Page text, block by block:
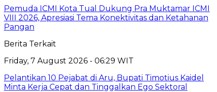
Pemuda ICMI Kota Tual Dukung Pra Muktamar ICMI
VIII 2026, Apresiasi Tema Konektivitas dan Ketahanan
Pangan
Berita Terkait
Friday, 7 August 2026 - 06:29 WIT
Pelantikan 10 Pejabat di Aru, Bupati Timotius Kaidel
Minta Kerja Cepat dan Tinggalkan Ego Sektoral